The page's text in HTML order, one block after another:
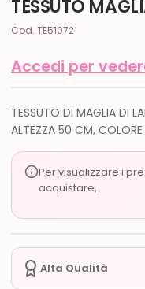
TESSUTO
Cod. TE51072
Accedi per
TESSUTO DI MAGLIA DI
ALTEZZA 50 CM,
Per visualizzare i
acquistare,
Alta Qualità